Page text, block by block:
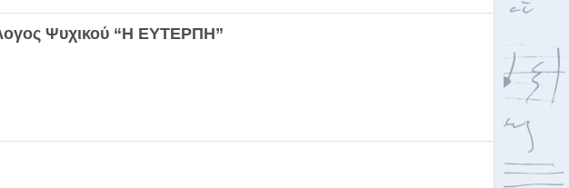
Χορωδιών
Βιωματική διδασκαλία για Μαέστρου...
Ψυχικού “Η ΕΥΤΕΡΠΗ”